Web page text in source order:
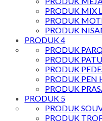
PRODUK MIX
PRODUK
PRODUK
PRODUK 4
PRODUK
PRODUK
PRODUK
PRODUK PEN
PRODUK
PRODUK 5
PRODUK
PRODUK